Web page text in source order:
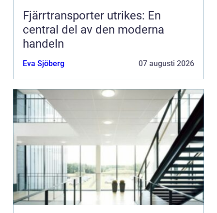
Fjärrtransporter utrikes: En
central del av den moderna
handeln
Eva Sjöberg 07 augusti 2026